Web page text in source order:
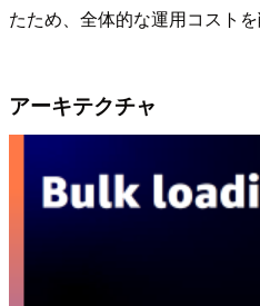
たため、全体的な運用コスト
アーキテクチャ